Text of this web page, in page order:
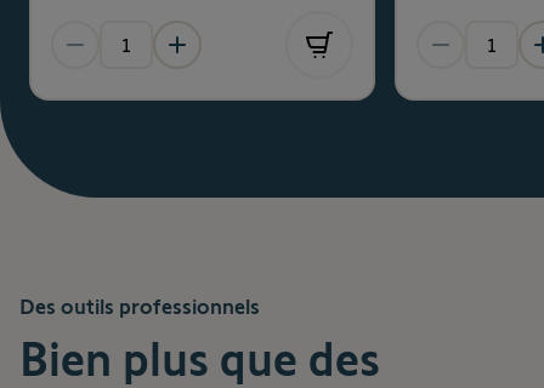
Des outils professionnels
Bien plus que des